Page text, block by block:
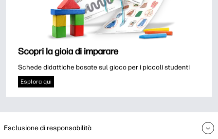
Scopri la gioia di imparare
Schede didattiche basate sul gioco per i piccoli studenti
Esplora qui
Esclusione di responsabilità